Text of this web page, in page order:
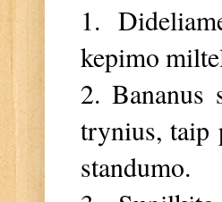
1.
kepimo
2.
trynius, taip
standumo.